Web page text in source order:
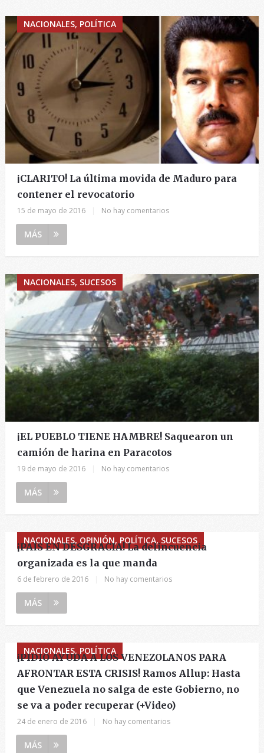
NACIONALES, POLÍTICA
¡CLARITO! La última movida de Maduro para
contener el revocatorio
15 de mayo de 2016 No hay comentarios
MÁS
NACIONALES, SUCESOS
¡EL PUEBLO TIENE HAMBRE! Saquearon un
camión de harina en Paracotos
19 de mayo de 2016 No hay comentarios
MÁS
NACIONALES, OPINIÓN, POLÍTICA, SUCESOS
¡PAÍS EN DESGRACIA! La delincuencia
organizada es la que manda
6 de febrero de 2016 No hay comentarios
MÁS
NACIONALES, POLÍTICA
¡PIDIÓ AYUDA A LOS VENEZOLANOS PARA
AFRONTAR ESTA CRISIS! Ramos Allup: Hasta
que Venezuela no salga de este Gobierno, no
se va a poder recuperar (+Video)
24 de enero de 2016 No hay comentarios
MÁS